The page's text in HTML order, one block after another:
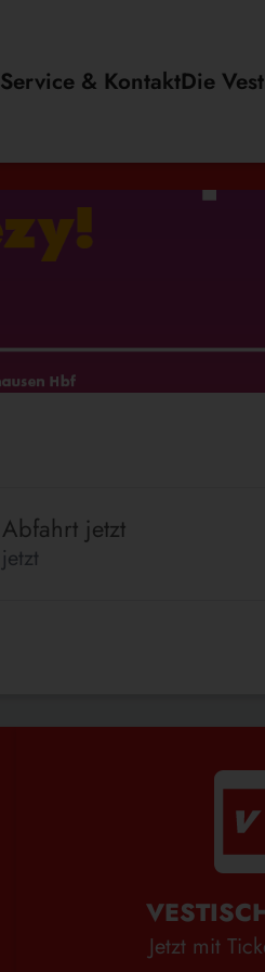
Service & KontaktDie
Abfahrt jetzt
jetzt
Jetzt mit